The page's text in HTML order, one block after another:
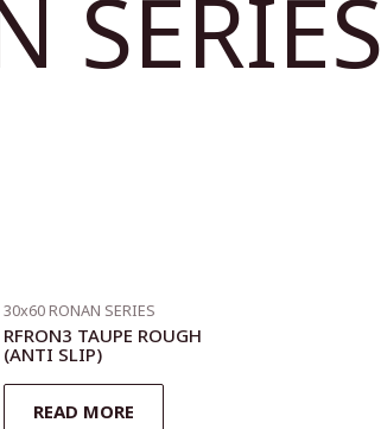
SERIES
30x60 RONAN SERIES
RFRON3 TAUPE ROUGH
(ANTI SLIP)
READ MORE